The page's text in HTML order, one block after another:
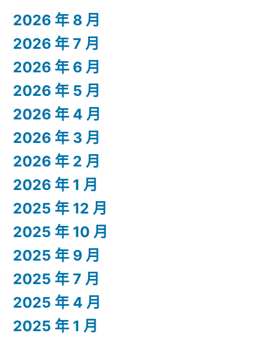
2026 年 8 月
2026 年 7 月
2026 年 6 月
2026 年 5 月
2026 年 4 月
2026 年 3 月
2026 年 2 月
2026 年 1 月
2025 年 12 月
2025 年 10 月
2025 年 9 月
2025 年 7 月
2025 年 4 月
2025 年 1 月